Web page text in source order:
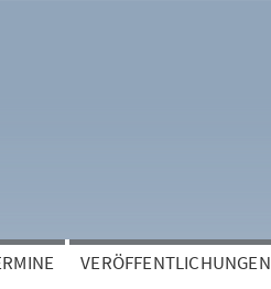
VERÖFFENTLICHUNGEN